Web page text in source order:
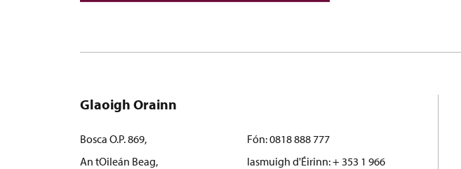
Glaoigh Orainn
Bosca O.P. 869,
An tOileán Beag,
Fón:0818 888 777
Iasmuigh d'Éirinn: + 353 1 966